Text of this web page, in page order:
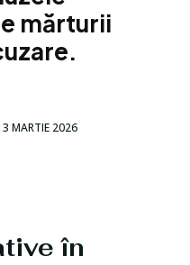
mărturii
MARTIE 2026
în